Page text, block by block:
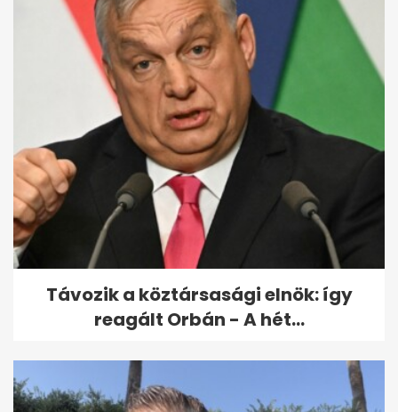
Távozik a köztársasági elnök: így
reagált Orbán - A hét...